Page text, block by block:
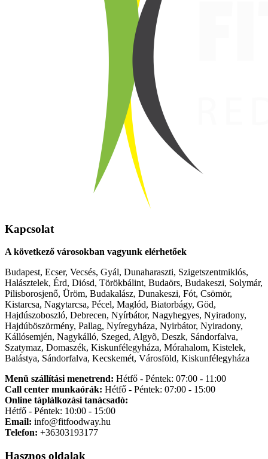
Kapcsolat
A következő városokban vagyunk elérhetőek
Budapest, Ecser, Vecsés, Gyál, Dunaharaszti, Szigetszentmiklós,
Halásztelek, Érd, Diósd, Törökbálint, Budaörs, Budakeszi, Solymár,
Pilisborosjenő, Üröm, Budakalász, Dunakeszi, Fót, Csömör,
Kistarcsa, Nagytarcsa, Pécel, Maglód, Biatorbágy, Göd,
Hajdúszoboszló, Debrecen, Nyírbátor, Nagyhegyes, Nyiradony,
Hajdúböszörmény, Pallag, Nyíregyháza, Nyirbátor, Nyiradony,
Kállósemjén, Nagykálló, Szeged, Algyõ, Deszk, Sándorfalva,
Szatymaz, Domaszék, Kiskunfélegyháza, Mórahalom, Kistelek,
Balástya, Sándorfalva, Kecskemét, Városföld, Kiskunfélegyháza
Menü szállítási menetrend: Hétfő - Péntek: 07:00 - 11:00
Call center munkaórák: Hétfő - Péntek: 07:00 - 15:00
Online tàplàlkozàsi tanàcsadò:
Hétfő - Péntek: 10:00 - 15:00
Email: info@fitfoodway.hu
Telefon: +36303193177
Hasznos oldalak